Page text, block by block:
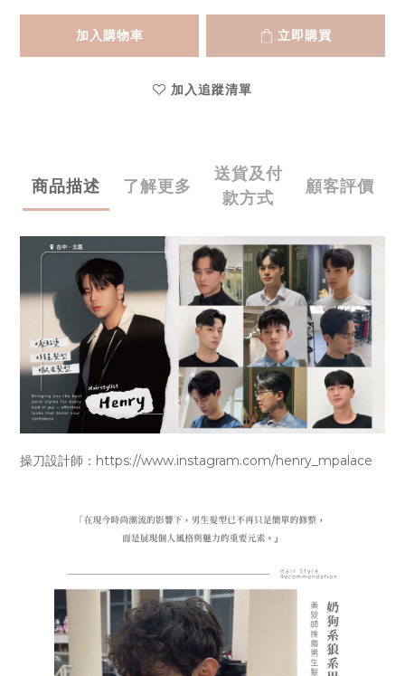
加入購物車 立即購買
加入追蹤清單
商品描述 了解更多
送貨及付
款方式
顧客評價
操刀設計師：https://www.instagram.com/henry_mpalace